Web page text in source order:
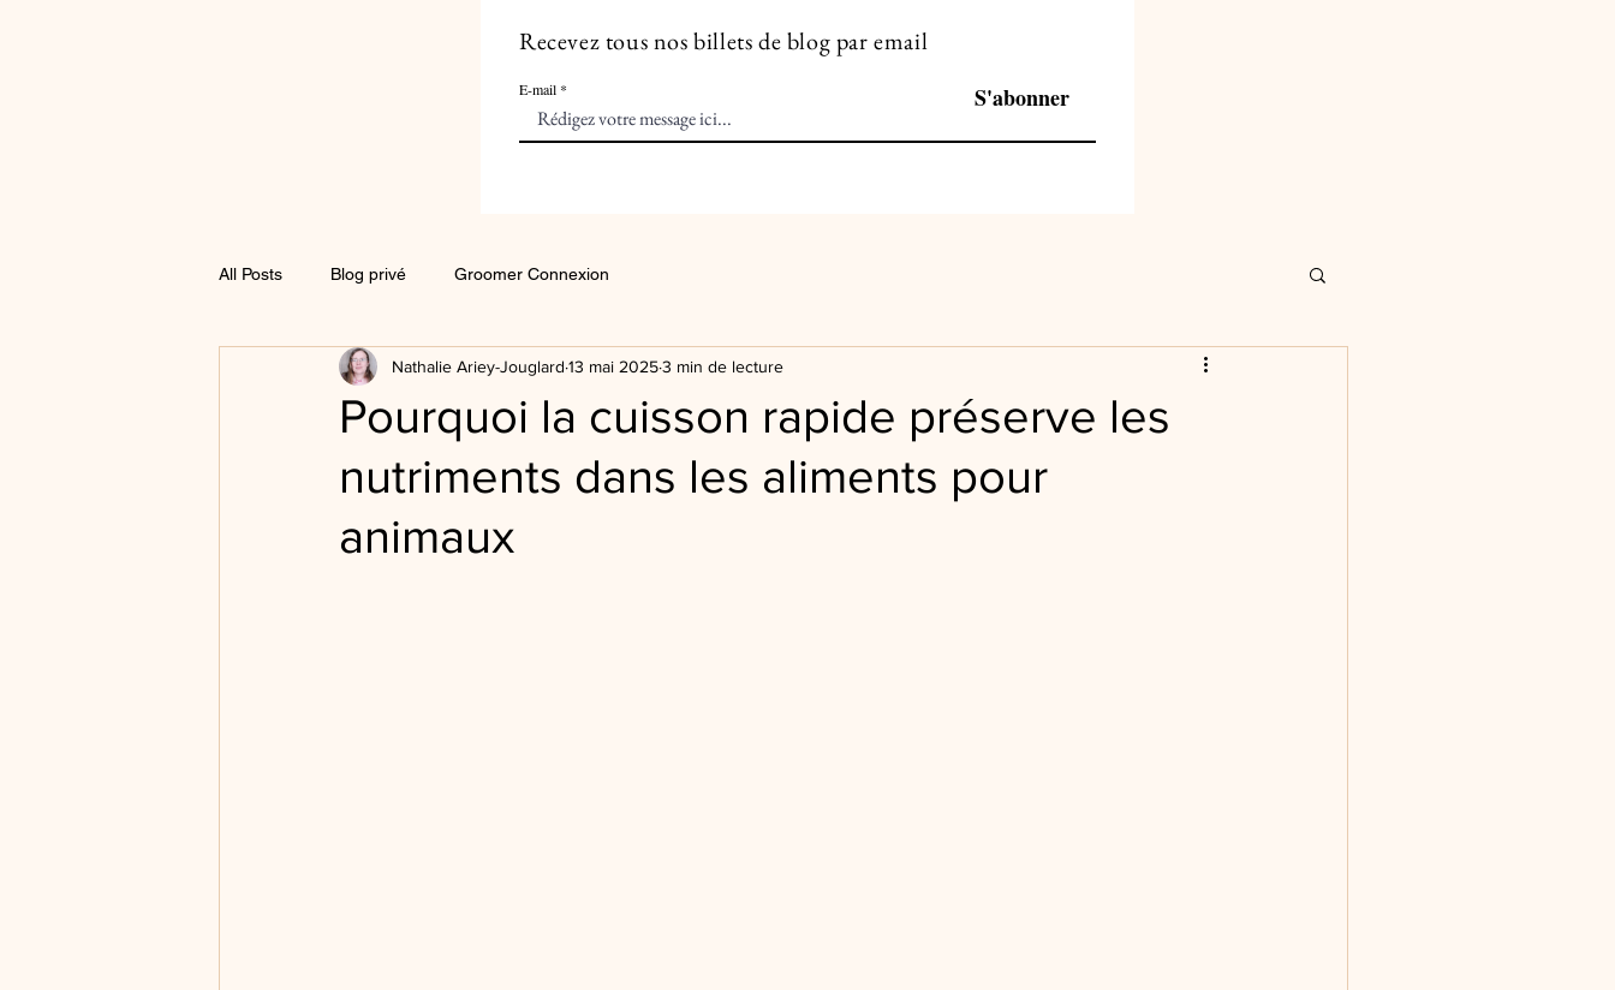
Recevez tous nos billets de blog par email
E-mail S'abonner
All Posts Blog privé Groomer Connexion
Pourquoi la cuisson rapide préserve les
nutriments dans les aliments pour
animaux
Nathalie Ariey-Jouglard 13 mai 20253 min de lecture